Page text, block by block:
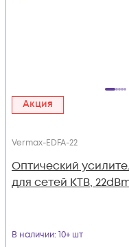
Акция
Vermax-EDFA-22
Оптический
для сетей КТВ,
В наличии: 10+ шт